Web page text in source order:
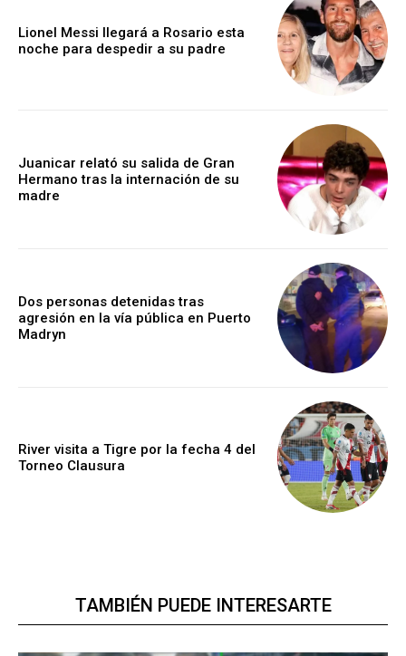
Lionel Messi llegará a Rosario esta
noche para despedir a su padre
Juanicar relató su salida de Gran
Hermano tras la internación de su
madre
Dos personas detenidas tras
agresión en la vía pública en Puerto
Madryn
River visita a Tigre por la fecha 4 del
Torneo Clausura
TAMBIÉN PUEDE INTERESARTE